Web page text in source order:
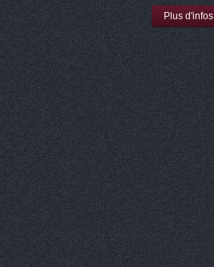
Plus d'infos